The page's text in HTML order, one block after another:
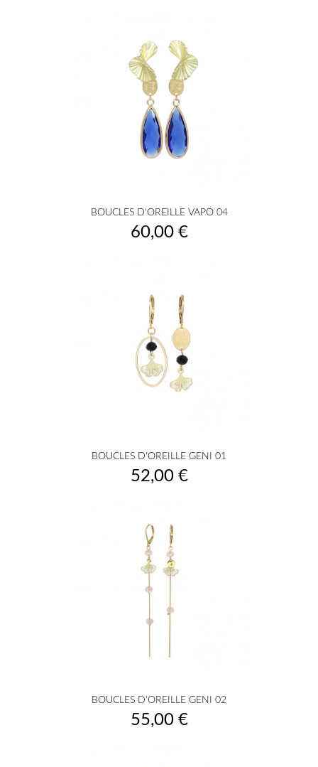
BOUCLES D'OREILLE VAPO 04
Prix
60,00 €
BOUCLES D'OREILLE GENI 01
Prix
52,00 €
BOUCLES D'OREILLE GENI 02
Prix
55,00 €